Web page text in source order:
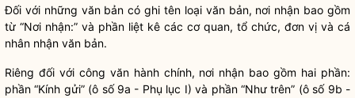
Đối với những văn bản có ghi tên loại văn bản, nơi nhận bao gồm
từ “Nơi nhận:” và phần liệt kê các cơ quan, tổ chức, đơn vị và cá
nhân nhận văn bản.
Riêng đối với công văn hành chính, nơi nhận bao gồm hai phần:
phần “Kính gửi” (ô số 9a - Phụ lục I) và phần “Như trên” (ô số 9b -